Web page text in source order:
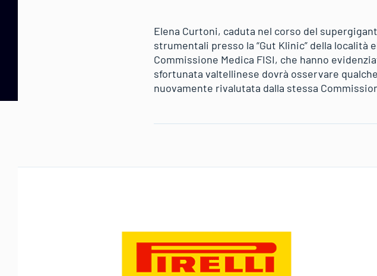
Elena Curtoni, caduta nel corso del
strumentali presso la “Gut Klinic” della
Commissione Medica FISI, che hanno
sfortunata valtellinese dovrà osservare
nuovamente rivalutata dalla stessa